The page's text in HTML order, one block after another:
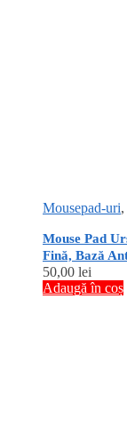
Mousepad-uri,
Mouse Pad
Fină, Bază
50,00 lei
Adaugă în coș